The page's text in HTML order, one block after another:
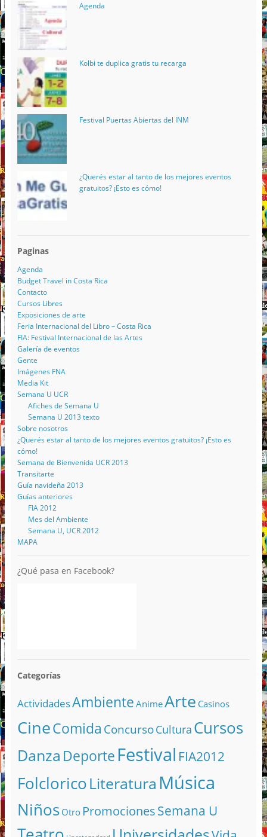
Agenda
Kolbi te duplica gratis tu recarga
Festival Puertas Abiertas del INM
¿Querés estar al tanto de los mejores eventos
gratuitos? ¡Esto es cómo!
Paginas
Agenda
Budget Travel in Costa Rica
Contacto
Cursos Libres
Exposiciones de arte
Feria Internacional del Libro – Costa Rica
FIA: Festival Internacional de las Artes
Galería de eventos
Gente
Imágenes FNA
Media Kit
Semana U UCR
Afiches de Semana U
Semana U 2013 texto
Sobre nosotros
¿Querés estar al tanto de los mejores eventos gratuitos? ¡Esto es
cómo!
Semana de Bienvenida UCR 2013
Transitarte
Guía navideña 2013
Guías anteriores
FIA 2012
Mes del Ambiente
Semana U, UCR 2012
MAPA
¿Qué pasa en Facebook?
Categorías
ActividadesAmbiente AnimeArte Casinos
CineComida ConcursoCultura Cursos
Danza DeporteFestival FIA2012
FolcloricoLiteratura Música
Niños Otro PromocionesSemana U